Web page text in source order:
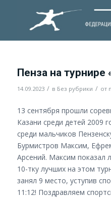
Пенза на турнире
14.09.2023 / в Без рубрики / от
13 сентября прошли
Казани среди детей 2009
среди мальчиков
Бурмистров Максим,
Арсений. Максим показал
10-тку лучших на этом
занял 9 место, уступив
11:12! Поздравляем